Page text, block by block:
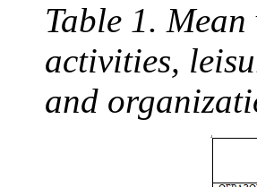
Table 1.
activities,
and